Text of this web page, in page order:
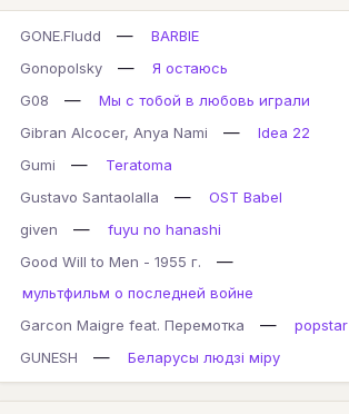
GONE.Fludd —
BARBIE
Gonopolsky
—
Я остаюсь
G08
—
Мы с тобой в любовь играли
Gibran Alcocer, Anya Nami
—
Idea 22
Gumi
—
Teratoma
Gustavo Santaolalla
—
OST Babel
given
—
fuyu no hanashi
Good Will to Men - 1955 г.
—
мультфильм о последней войне
Garcon Maigre feat. Перемотка
—
popstar
GUNESH
— Беларусы людзi мiру